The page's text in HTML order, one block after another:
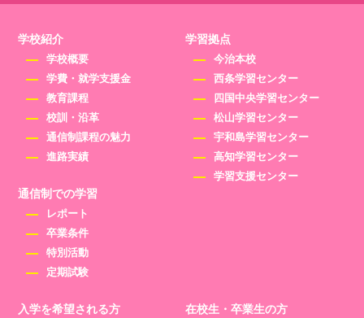
学校紹介
学校概要
学費・就学支援金
教育課程
校訓・沿革
通信制課程の魅力
進路実績
通信制での学習
レポート
卒業条件
特別活動
定期試験
学習拠点
今治本校
西条学習センター
四国中央学習センター
松山学習センター
宇和島学習センター
高知学習センター
学習支援センター
入学を希望される方 在校生・卒業生の方